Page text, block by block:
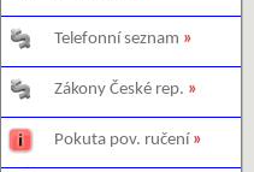
Telefonní seznam »
Zákony České rep. »
Pokuta pov. ručení »